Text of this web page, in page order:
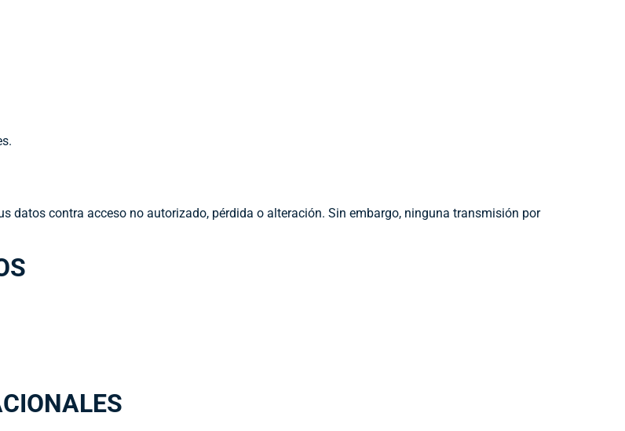
datos contra acceso no autorizado, pérdida o alteración. Sin embargo, ninguna transmisión por